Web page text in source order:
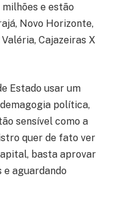
milhões e estão
Novo Horizonte,
Cajazeiras X
Estado usar um
política,
sensível como a
quer de fato ver
basta aprovar
aguardando